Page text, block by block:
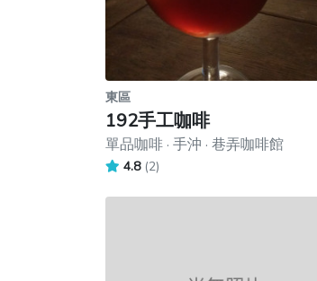
東區
192手工咖啡
單品咖啡 · 手沖 · 巷弄咖啡館
4.8 (2)